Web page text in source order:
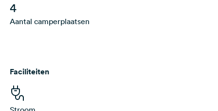
4
Aantal camperplaatsen
Faciliteiten